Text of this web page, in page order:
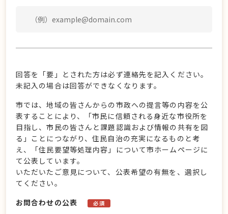
回答を「要」とされた方は必ず連絡先を記入ください。
未記入の場合は回答ができなくなります。
市では、地域の皆さんからの市政への提言等の内容を公
表することにより、「市民に信頼される身近な市役所を
目指し、市民の皆さんと課題認識および情報の共有を図
る」ことにつながり、住民自治の充実になるものと考
え、「住民要望等処理内容」について市ホームページに
て公表しています。
いただいたご意見について、公表希望の有無を、選択し
てください。
お問合わせの公表
必須